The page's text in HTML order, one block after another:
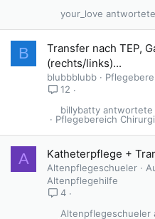
your_love
B
Transfer nach TEP,
(rechts/links)...
blubbblubb
12
Pflegebereich
billybatty
A Katheterpflege +
Altenpflegeschueler
Altenpflegehilfe
4
Altenpflegeschueler